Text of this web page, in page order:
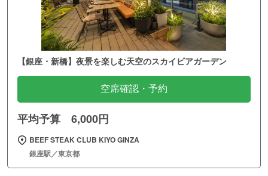
【銀座・新橋】夜景を楽しむ天空のスカイビアガーデン
空席確認・予約
平均予算 6,000円
BEEF STEAK CLUB KIYO GINZA
銀座駅／東京都